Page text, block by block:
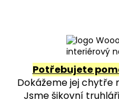
Potřebujete
Dokážeme jej chytře
Jsme šikovní